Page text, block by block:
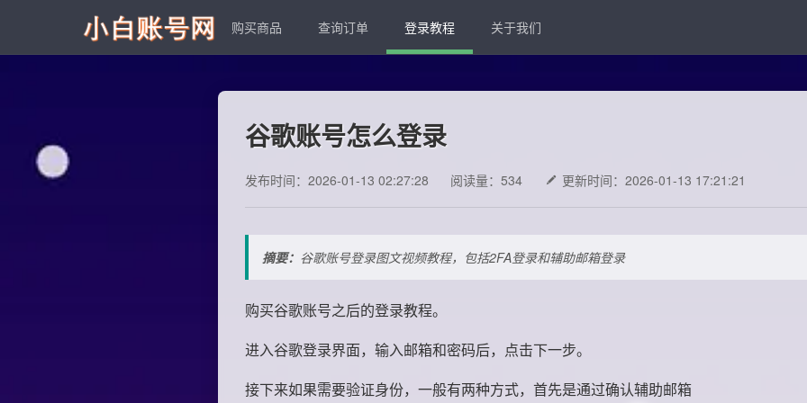
购买商品 查询订单 登录教程 关于我们
谷歌账号怎么登录
发布时间：2026-01-13 02:27:28 阅读量：534 更新时间：2026-01-13 17:21:21
摘要： 谷歌账号登录图文视频教程，包括2FA登录和辅助邮箱登录
购买谷歌账号之后的登录教程。
进入谷歌登录界面，输入邮箱和密码后，点击下一步。
接下来如果需要验证身份，一般有两种方式，首先是通过确认辅助邮箱